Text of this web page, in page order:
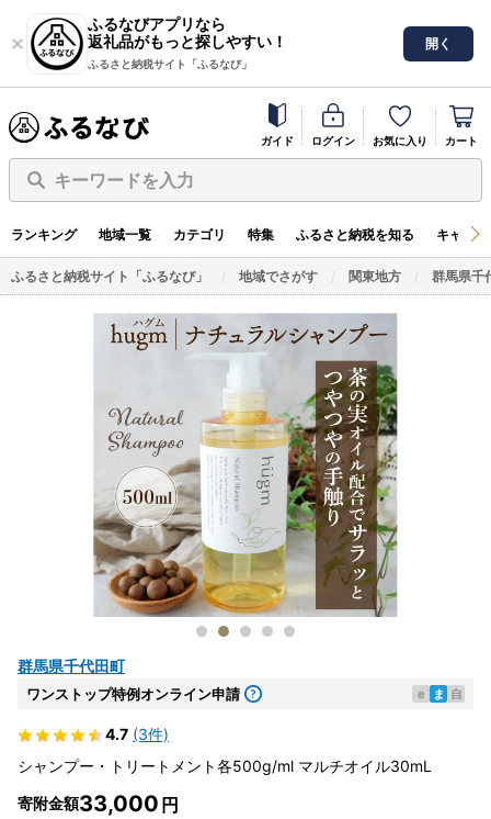
ふるなびアプリなら
返礼品がもっと探しやすい！
ふるさと納税サイト「ふるなび」
開く
ガイド ログイン お気に入り カート
キーワードを入力
ランキング 地域一覧 カテゴリ 特集 ふるさと納税を知る キャン
ふるさと納税サイト「ふるなび」 地域でさがす 関東地方 群馬県千
群馬県千代田町
ワンストップ特例オンライン申請 e ま 自
4.7 (3件)
シャンプー・トリートメント各500g/ml マルチオイル30mL
寄附金額33,000